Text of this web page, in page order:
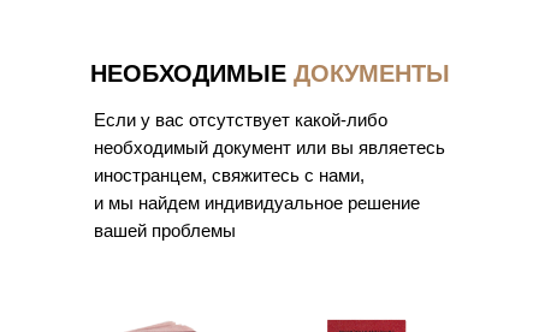
НЕОБХОДИМЫЕ ДОКУМЕНТЫ
Если у вас отсутствует какой-либо
необходимый документ или вы являетесь
иностранцем, свяжитесь с нами,
и мы найдем индивидуальное решение
вашей проблемы